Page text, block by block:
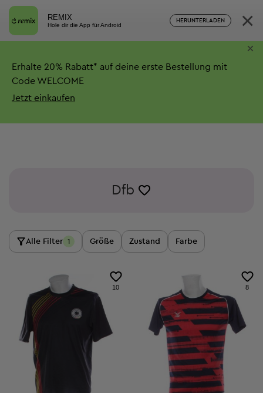
REMIX
Hole dir die App für Android
HERUNTERLADEN ×
Erhalte 20% Rabatt* auf deine erste Bestellung mit
Code WELCOME
Jetzt einkaufen
×
Dfb
Alle Filter 1 Größe Zustand Farbe
10 8